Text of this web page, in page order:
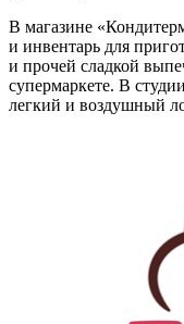
В магазине
и инвентарь для
и прочей сладкой
супермаркете. В
легкий и воздушный